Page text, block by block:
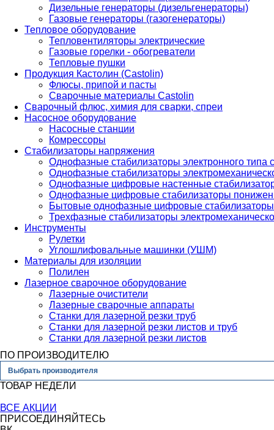
Дизельные генераторы (дизельгенераторы)
Газовые генераторы (газогенераторы)
Тепловое оборудование
Тепловентиляторы электрические
Газовые горелки - обогреватели
Тепловые пушки
Продукция Кастолин (Castolin)
Флюсы, припой и пасты
Сварочные материалы Castolin
Сварочный флюс, химия для сварки, спреи
Насосное оборудование
Насосные станции
Комрессоры
Стабилизаторы напряжения
Однофазные стабилизаторы электронного
Однофазные стабилизаторы
Однофазные цифровые настенные
Однофазные цифровые стабилизаторы
Бытовые однофазные цифровые стабилизаторы
Трехфазные стабилизаторы
Инструменты
Рулетки
Углошлифовальные машинки (УШМ)
Материалы для изоляции
Полилен
Лазерное сварочное оборудование
Лазерные очистители
Лазерные сварочные аппараты
Станки для лазерной резки труб
Станки для лазерной резки листов и труб
Станки для лазерной резки листов
ПО ПРОИЗВОДИТЕЛЮ
Выбрать производителя
ТОВАР НЕДЕЛИ
ВСЕ АКЦИИ
ПРИСОЕДИНЯЙТЕСЬ